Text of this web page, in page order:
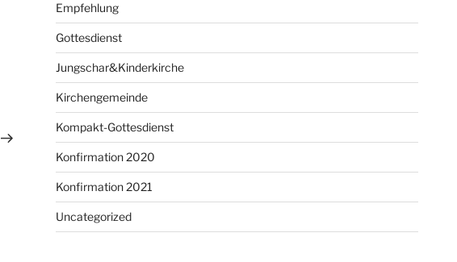
Beitrag
Empfehlung
Gottesdienst
Jungschar&Kinderkirche
Kirchengemeinde
Kompakt-Gottesdienst
Konfirmation 2020
Konfirmation 2021
Uncategorized